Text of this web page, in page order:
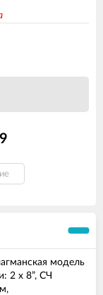
модель
2 х 8”, СЧ